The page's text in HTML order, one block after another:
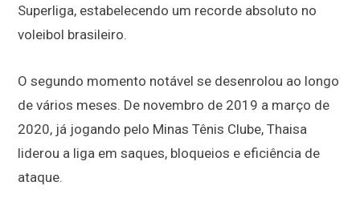
Superliga, estabelecendo um recorde absoluto no
voleibol brasileiro.
O segundo momento notável se desenrolou ao longo
de vários meses. De novembro de 2019 a março de
2020, já jogando pelo Minas Tênis Clube, Thaisa
liderou a liga em saques, bloqueios e eficiência de
ataque.